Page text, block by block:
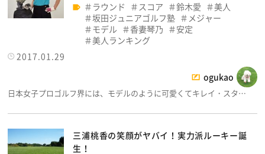
ラウンド スコア 鈴木愛
美人
坂田ジュニアゴルフ塾
メジャー
モデル
香妻琴乃
安定
美人ランキング
2017.01.29
ogukao
日本女子プロゴルフ界には、モデルのように可愛くてキレイ・スタ…
三浦桃香の笑顔がヤバイ！実力派ルーキー誕
生！